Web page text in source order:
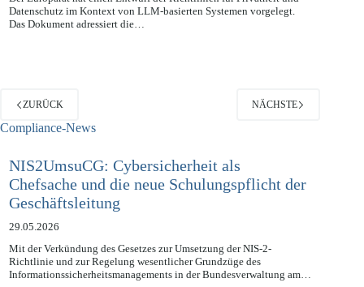
Der Europarat hat einen Entwurf der Richtlinien für Privatheit und
Datenschutz im Kontext von LLM-basierten Systemen vorgelegt.
ZURÜCK
NIS2UmsuCG: Cybersicherheit als
Chefsache und die neue Schulungspflicht der
Geschäftsleitung
29.05.2026
Mit der Verkündung des Gesetzes zur Umsetzung der NIS-2-
Richtlinie und zur Regelung wesentlicher Grundzüge des